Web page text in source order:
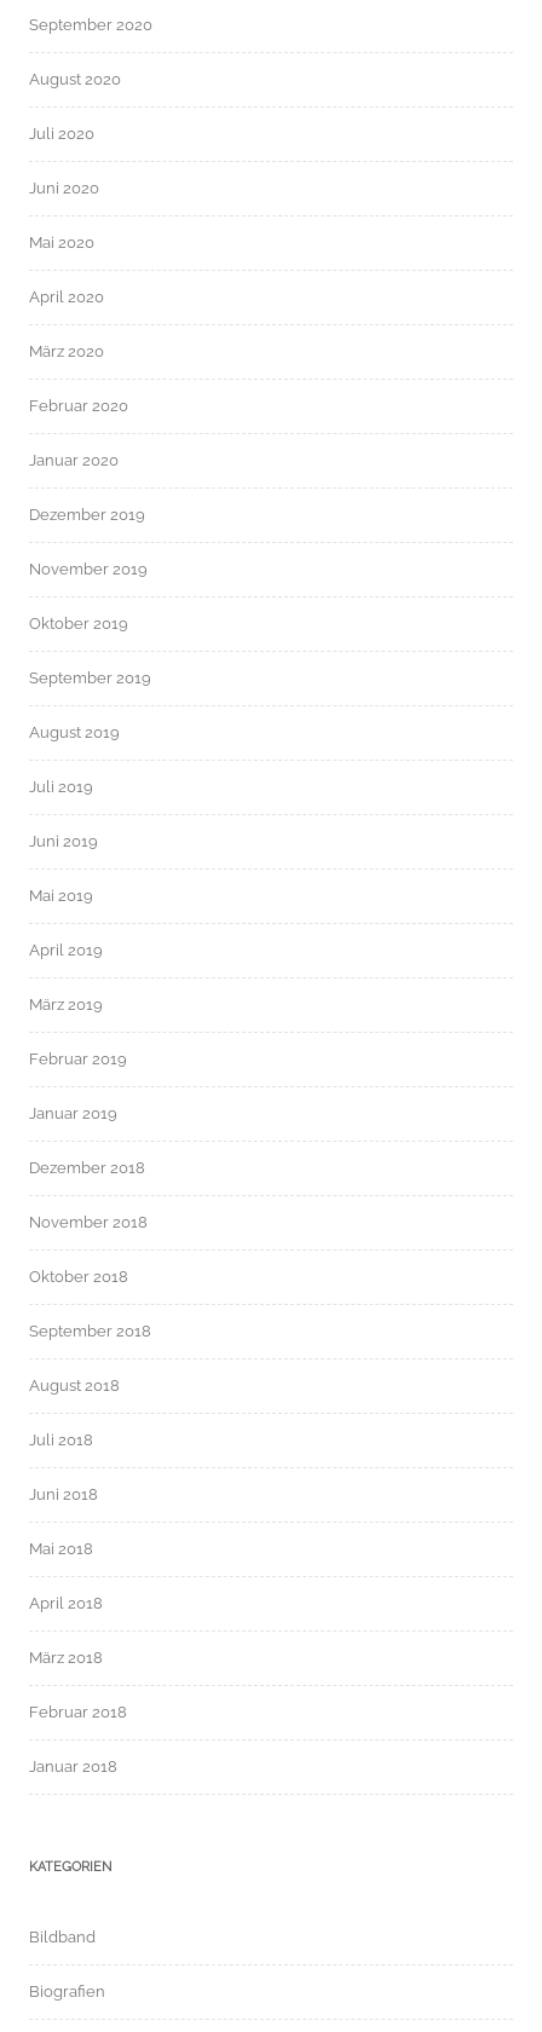
September 2020
August 2020
Juli 2020
Juni 2020
Mai 2020
April 2020
März 2020
Februar 2020
Januar 2020
Dezember 2019
November 2019
Oktober 2019
September 2019
August 2019
Juli 2019
Juni 2019
Mai 2019
April 2019
März 2019
Februar 2019
Januar 2019
Dezember 2018
November 2018
Oktober 2018
September 2018
August 2018
Juli 2018
Juni 2018
Mai 2018
April 2018
März 2018
Februar 2018
Januar 2018
KATEGORIEN
Bildband
Biografien